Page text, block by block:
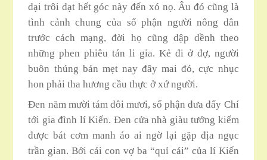
dại trôi dạt hết góc này đến xó nọ. Âu đó cũng là
tình cảnh chung của số phận người nông dân
trước cách mạng, đời họ cũng dập dềnh theo
những phen phiêu tán li gia. Kẻ đi ở đợ, người
buôn thúng bán mẹt nay đây mai đó, cực nhục
hon phải tha hương cầu thực ở xứ người.
Đen năm mười tám đôi mươi, số phận đưa đấy Chí
tới gia đình lí Kiến. Đen cửa nhà giàu tưởng kiếm
được bát cơm manh áo ai ngờ lại gặp địa ngục
trần gian. Bởi cái con vợ ba “quỉ cái” của lí Kiến